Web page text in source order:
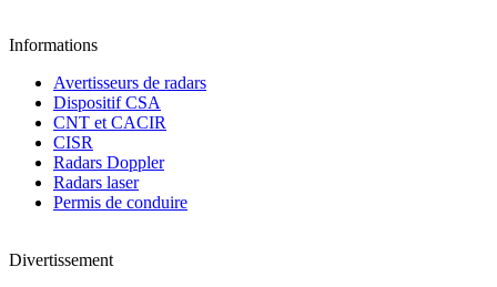
Informations
Avertisseurs de radars
Dispositif CSA
CNT et CACIR
CISR
Radars Doppler
Radars laser
Permis de conduire
Divertissement